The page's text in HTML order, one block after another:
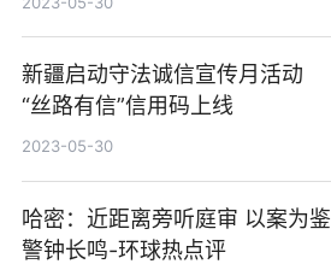
新疆启动守法诚信宣传月活动
“丝路有信”信用码上线
2023-05-30
哈密：近距离旁听庭审 以案为鉴
警钟长鸣-环球热点评